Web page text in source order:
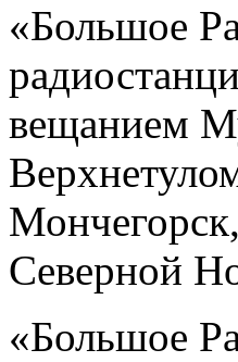
«Большое
вещанием
Северной
«Большое